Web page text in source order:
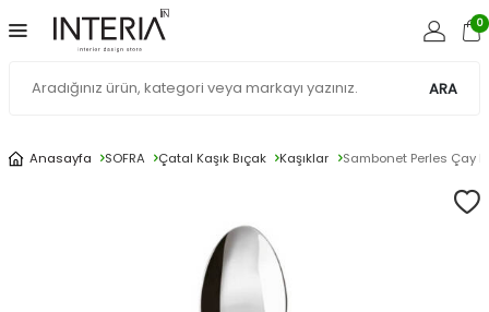
ARA
0
Anasayfa SOFRA Çatal Kaşık Bıçak Kaşıklar Sambonet Perles Çay